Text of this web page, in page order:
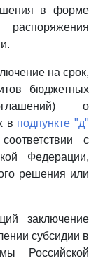
в форме
на срок,
бюджетных
о
в подпункте "д"
с
Федерации,
решения или
заключение
субсидии в
Российской